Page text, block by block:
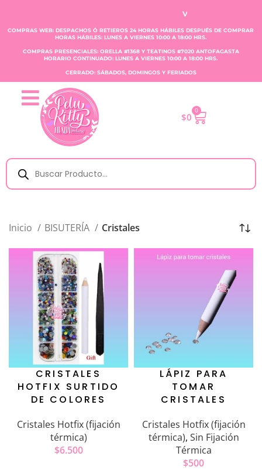
VENTA CLAUDIA TOBAR
COMPRAS WEB: DESPACHOS Ó RETIEROS 24 HORAS HÁBILES DESPUÉS DE COMPRAR
HORAS HÁBILES: LUNES A VIERNES 10:00 A 18:00 HRS.
COMPRAS PRESENCIALES: ORELLA #1368 Y TEATINOS #7020 ANTOFAGASTA
HORARIO CONTINUADO: LUNES A VIERNES 10:00 A 18:00 HRS.
CERRADO: SÁBADOS, DOMINGOS Y FERIADOS
$0
0
Inicio BISUTERÍA Cristales
CRISTALES
HOTFIX SURTIDO
DE COLORES
Cristales Hotfix (fijación
térmica)
$6.500
LÁPIZ PARA
TOMAR
CRISTALES
Cristales Hotfix (fijación
térmica), Sin Fijación
Térmica
$500